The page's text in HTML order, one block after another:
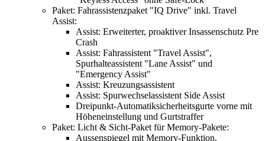
Paket: Fahrassistenzpaket "IQ Drive" inkl. Travel
Assist:
Assist: Erweiterter, proaktiver Insassenschutz Pre
Crash
Assist: Fahrassistent "Travel Assist",
Spurhalteassistent "Lane Assist" und
"Emergency Assist"
Assist: Kreuzungsassistent
Assist: Spurwechselassistent Side Assist
Dreipunkt-Automatiksicherheitsgurte vorne mit
Höheneinstellung und Gurtstraffer
Paket: Licht & Sicht-Paket für Memory-Pakete:
Aussenspiegel mit Memory-Funktion,